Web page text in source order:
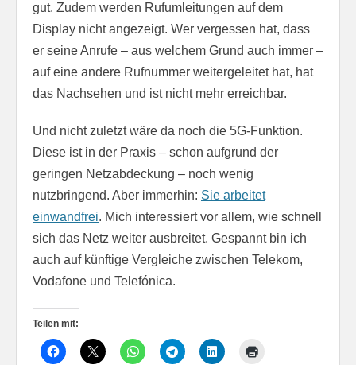
gut. Zudem werden Rufumleitungen auf dem
Display nicht angezeigt. Wer vergessen hat, dass
er seine Anrufe – aus welchem Grund auch immer –
auf eine andere Rufnummer weitergeleitet hat, hat
das Nachsehen und ist nicht mehr erreichbar.
Und nicht zuletzt wäre da noch die 5G-Funktion.
Diese ist in der Praxis – schon aufgrund der
geringen Netzabdeckung – noch wenig
nutzbringend. Aber immerhin: Sie arbeitet
einwandfrei. Mich interessiert vor allem, wie schnell
sich das Netz weiter ausbreitet. Gespannt bin ich
auch auf künftige Vergleiche zwischen Telekom,
Vodafone und Telefónica.
Teilen mit: